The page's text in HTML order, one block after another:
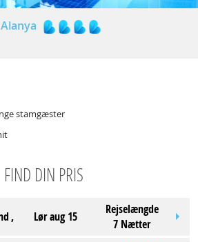
Alanya
stamgæster
FIND DIN PRIS
, lør aug 15
Rejselængde
7 Nætter